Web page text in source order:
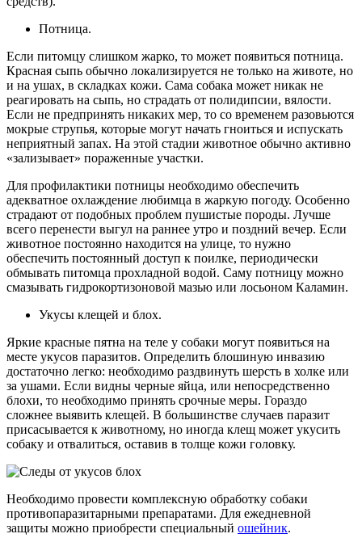
Потница.
Если питомцу слишком жарко, то может появиться потница.
Красная сыпь обычно локализируется не только на животе, но
и на ушах, в складках кожи. Сама собака может никак не
реагировать на сыпь, но страдать от полидипсии, вялости.
Если не предпринять никаких мер, то со временем разовьются
мокрые струпья, которые могут начать гноиться и испускать
неприятный запах. На этой стадии животное обычно активно
«зализывает» пораженные участки.
Для профилактики потницы необходимо обеспечить
адекватное охлаждение любимца в жаркую погоду. Особенно
страдают от подобных проблем пушистые породы. Лучше
всего перенести выгул на раннее утро и поздний вечер. Если
животное постоянно находится на улице, то нужно
обеспечить постоянный доступ к поилке, периодически
обмывать питомца прохладной водой. Саму потницу можно
смазывать гидрокортизоновой мазью или лосьоном Каламин.
Укусы клещей и блох.
Яркие красные пятна на теле у собаки могут появиться на
месте укусов паразитов. Определить блошиную инвазию
достаточно легко: необходимо раздвинуть шерсть в холке или
за ушами. Если видны черные яйца, или непосредственно
блохи, то необходимо принять срочные меры. Гораздо
сложнее выявить клещей. В большинстве случаев паразит
присасывается к животному, но иногда клещ может укусить
собаку и отвалиться, оставив в толще кожи головку.
Необходимо провести комплексную обработку собаки
противопаразитарными препаратами. Для ежедневной
защиты можно приобрести специальный ошейник.